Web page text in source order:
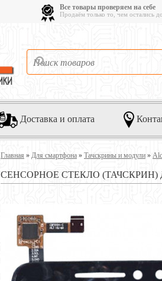
Все товары проверяем на себе
Продаём только то, чем остались
Доставка и оплата
Главная » Для смартфона » Тачскрины и модули »
СЕНСОРНОЕ СТЕКЛО (ТАЧСКРИН)